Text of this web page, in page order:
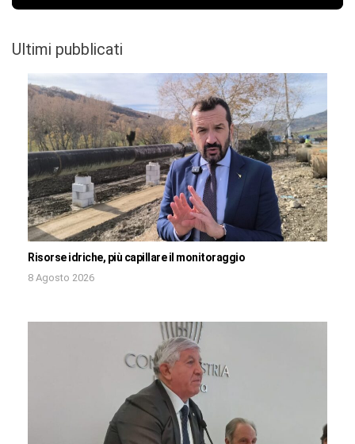
Ultimi pubblicati
Risorse idriche, più capillare il monitoraggio
8 Agosto 2026